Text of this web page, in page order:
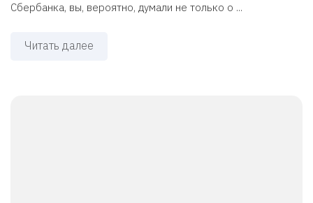
Сбербанка, вы, вероятно, думали не только о ...
Читать далее